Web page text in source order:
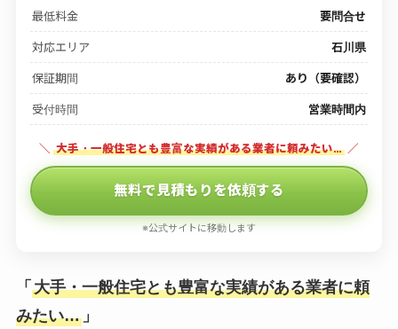
最低料金 要問合せ
対応エリア 石川県
保証期間 あり（要確認）
受付時間 営業時間内
＼ 大手・一般住宅とも豊富な実績がある業者に頼みたい… ／
無料で見積もりを依頼する
※公式サイトに移動します
「 大手・一般住宅とも豊富な実績がある業者に頼
みたい…」